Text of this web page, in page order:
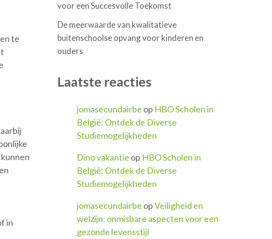
te
in
voor een Succesvolle Toekomst
De meerwaarde van kwalitatieve
buitenschoolse opvang voor kinderen en
ouders
Laatste reacties
jomasecundairbe op HBO Scholen in
België: Ontdek de Diverse
Studiemogelijkheden
Dino vakantie op HBO Scholen in
België: Ontdek de Diverse
Studiemogelijkheden
jomasecundairbe opVeiligheid en
welzijn: onmisbare aspecten voor een
gezonde levensstijl